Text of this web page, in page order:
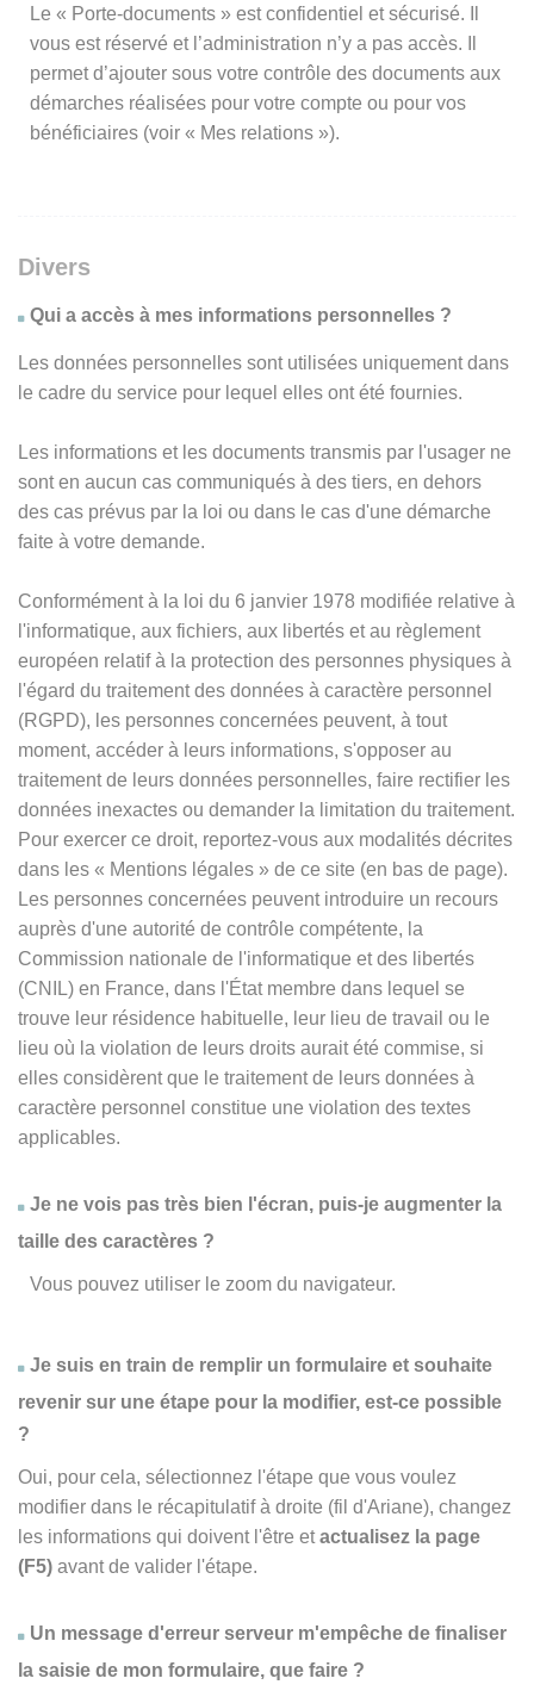
Le « Porte-documents » est confidentiel et sécurisé. Il
vous est réservé et l’administration n’y a pas accès. Il
permet d’ajouter sous votre contrôle des documents aux
démarches réalisées pour votre compte ou pour vos
bénéficiaires (voir « Mes relations »).
Divers
Qui a accès à mes informations personnelles ?
Les données personnelles sont utilisées uniquement dans
le cadre du service pour lequel elles ont été fournies.
Les informations et les documents transmis par l'usager ne
sont en aucun cas communiqués à des tiers, en dehors
des cas prévus par la loi ou dans le cas d'une démarche
faite à votre demande.
Conformément à la loi du 6 janvier 1978 modifiée relative à
l'informatique, aux fichiers, aux libertés et au règlement
européen relatif à la protection des personnes physiques à
l'égard du traitement des données à caractère personnel
(RGPD), les personnes concernées peuvent, à tout
moment, accéder à leurs informations, s'opposer au
traitement de leurs données personnelles, faire rectifier les
données inexactes ou demander la limitation du traitement.
Pour exercer ce droit, reportez-vous aux modalités décrites
dans les « Mentions légales » de ce site (en bas de page).
Les personnes concernées peuvent introduire un recours
auprès d'une autorité de contrôle compétente, la
Commission nationale de l'informatique et des libertés
(CNIL) en France, dans l'État membre dans lequel se
trouve leur résidence habituelle, leur lieu de travail ou le
lieu où la violation de leurs droits aurait été commise, si
elles considèrent que le traitement de leurs données à
caractère personnel constitue une violation des textes
applicables.
Je ne vois pas très bien l'écran, puis-je augmenter la
taille des caractères ?
Vous pouvez utiliser le zoom du navigateur.
Je suis en train de remplir un formulaire et souhaite
revenir sur une étape pour la modifier, est-ce possible
?
Oui, pour cela, sélectionnez l'étape que vous voulez
modifier dans le récapitulatif à droite (fil d'Ariane), changez
les informations qui doivent l'être etactualisez la page
(F5) avant de valider l'étape.
Un message d'erreur serveur m'empêche de finaliser
la saisie de mon formulaire, que faire ?